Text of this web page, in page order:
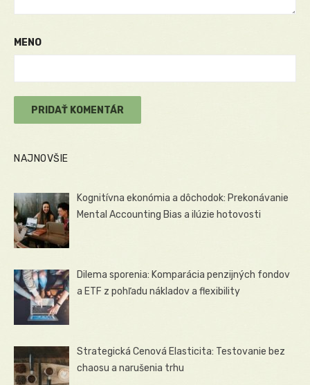
MENO
NAJNOVŠIE
Kognitívna ekonómia a dôchodok: Prekonávanie
Mental Accounting Bias a ilúzie hotovosti
Dilema sporenia: Komparácia penzijných fondov
a ETF z pohľadu nákladov a flexibility
Strategická Cenová Elasticita: Testovanie bez
chaosu a narušenia trhu